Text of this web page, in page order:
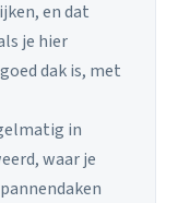
en dat
je hier
dak is, met
in
waar je